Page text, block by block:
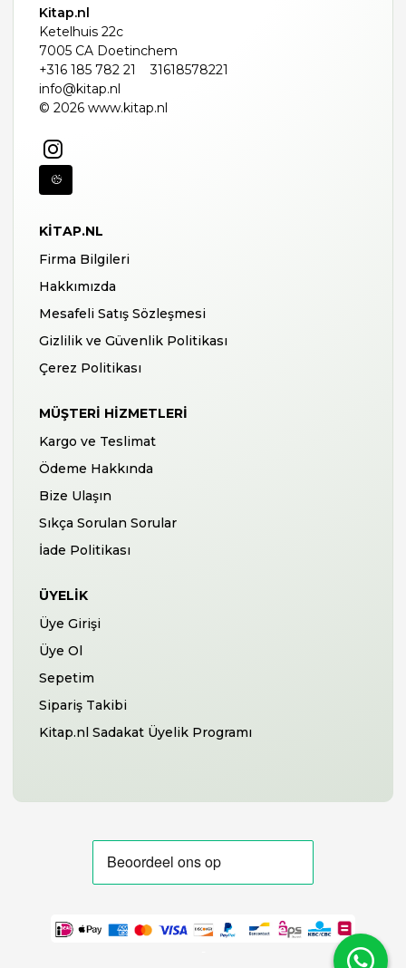
Kitap.nl
Ketelhuis 22c
7005 CA Doetinchem
+316 185 782 21
31618578221
info@kitap.nl
© 2026 www.kitap.nl
KITAP.NL
Firma Bilgileri
Hakkımızda
Mesafeli Satış Sözleşmesi
Gizlilik ve Güvenlik Politikası
Çerez Politikası
MÜŞTERI HIZMETLERI
Kargo ve Teslimat
Ödeme Hakkında
Bize Ulaşın
Sıkça Sorulan Sorular
İade Politikası
ÜYELIK
Üye Girişi
Üye Ol
Sepetim
Sipariş Takibi
Kitap.nl Sadakat Üyelik Programı